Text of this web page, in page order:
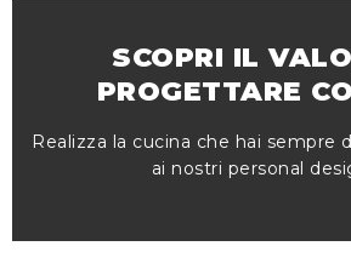
SCOPRI IL
PROGETTARE
Realizza la cucina che hai sempre
ai nostri personal